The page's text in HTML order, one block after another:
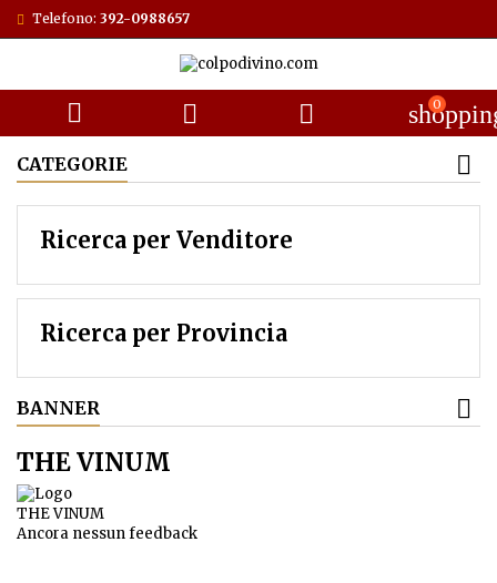
Telefono: 392-0988657
   0
CATEGORIE
Ricerca per Venditore
Ricerca per Provincia
BANNER
THE VINUM
THE VINUM
Ancora nessun feedback